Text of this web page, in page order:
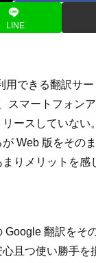
LINE
用できる翻訳サ
スマートフォン
リースしていない
Web 版をその
りメリットを感
Google 翻訳をそ
且つ使い勝手を